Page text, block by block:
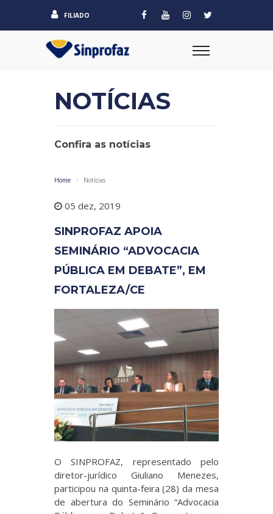
FILIADO
NOTÍCIAS
Confira as notícias
Home Notícias
05 dez, 2019
SINPROFAZ APOIA
SEMINÁRIO “ADVOCACIA
PÚBLICA EM DEBATE”, EM
FORTALEZA/CE
O SINPROFAZ, representado pelo
diretor-jurídico Giuliano Menezes,
participou na quinta-feira (28) da mesa
de abertura do Seminário “Advocacia